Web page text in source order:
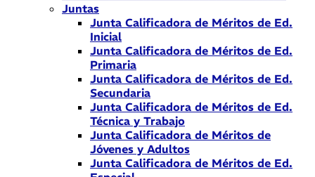
Juntas
Junta Calificadora de Méritos de Ed.
Inicial
Junta Calificadora de Méritos de Ed.
Primaria
Junta Calificadora de Méritos de Ed.
Secundaria
Junta Calificadora de Méritos de Ed.
Técnica y Trabajo
Junta Calificadora de Méritos de
Jóvenes y Adultos
Junta Calificadora de Méritos de Ed.